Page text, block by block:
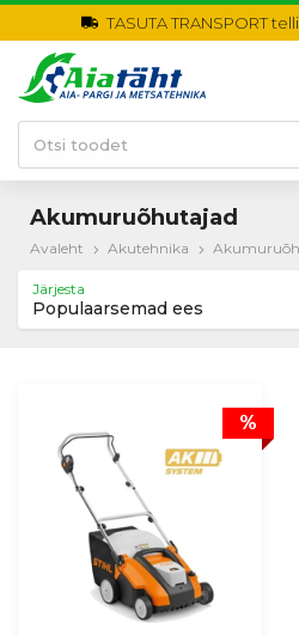
TASUTA TRANSPORT
Akumuruõhutajad
Avaleht Akutehnika
Järjesta
Populaarsemad ees
%